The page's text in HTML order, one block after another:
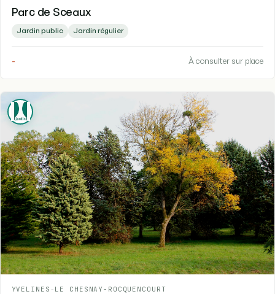
Parc de Sceaux
Jardin public Jardin régulier
- À consulter sur place
YVELINES - LE CHESNAY-ROCQUENCOURT